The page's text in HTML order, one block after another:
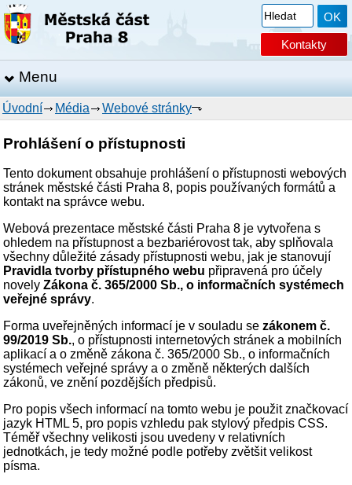
Kontakty
Menu
Úvodní Média Webové stránky
Prohlášení o přístupnosti
Tento dokument obsahuje prohlášení o přístupnosti webových
stránek městské části Praha 8, popis používaných formátů a
kontakt na správce webu.
Webová prezentace městské části Praha 8 je vytvořena s
ohledem na přístupnost a bezbariérovost tak, aby splňovala
všechny důležité zásady přístupnosti webu, jak je stanovují
Pravidla tvorby přístupného webu připravená pro účely
novelyZákona č. 365/2000 Sb., o informačních systémech
veřejné správy.
Forma uveřejněných informací je v souladu sezákonem č.
99/2019 Sb., o přístupnosti internetových stránek a mobilních
aplikací a o změně zákona č. 365/2000 Sb., o informačních
systémech veřejné správy a o změně některých dalších
zákonů, ve znění pozdějších předpisů.
Pro popis všech informací na tomto webu je použit značkovací
jazyk HTML 5, pro popis vzhledu pak stylový předpis CSS.
Téměř všechny velikosti jsou uvedeny v relativních
jednotkách, je tedy možné podle potřeby zvětšit velikost
písma.